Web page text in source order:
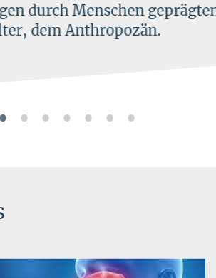
Menschen geprägten
Anthropozän.